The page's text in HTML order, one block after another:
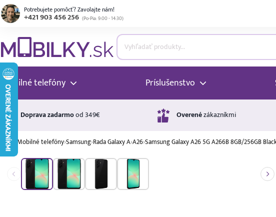
Potrebujete pomôcť? Zavolajte nám!
+421 903 456 256 (Po-Pia: 9:00 - 14:30)
Mobilné telefóny Príslušenstvo
Doprava zadarmood 349€ Overenézákazníkmi
Mobilné telefóny›Samsung›Rada Galaxy A›A26›Samsung Galaxy A26 5G A266B 8GB/256GB
A ↑
G
17,99 %
p.a.